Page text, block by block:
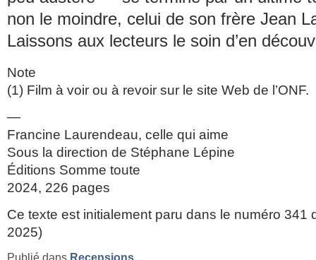
non le moindre, celui de son frère Jean
Laissons aux lecteurs le soin d’en
Note
(1) Film à voir ou à revoir sur le site Web de l’ONF.
—
Francine Laurendeau, celle qui aime
Sous la direction de Stéphane Lépine
Éditions Somme toute
2024, 226 pages
Ce texte est initialement paru dans le numéro 341
2025)
Publié dans Recensions